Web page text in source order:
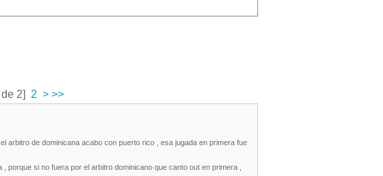
2] 2 >>>
arbitro de dominicana acabo con puerto rico , esa jugada en primera fue
si no fuera por el arbitro dominicano que canto out en primera ,